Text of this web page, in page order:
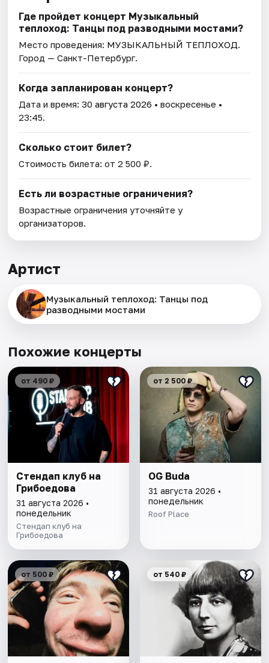
Где пройдет концерт Музыкальный
теплоход: Танцы под разводными мостами?
Место проведения: МУЗЫКАЛЬНЫЙ ТЕПЛОХОД.
Город — Санкт-Петербург.
Когда запланирован концерт?
Дата и время:30 августа 2026 • воскресенье •
23:45.
Сколько стоит билет?
Стоимость билета: от 2 500 ₽.
Есть ли возрастные ограничения?
Возрастные ограничения уточняйте у
организаторов.
Артист
Музыкальный теплоход: Танцы под
разводными мостами
Похожие концерты
от 490 ₽
Стендап клуб на
Грибоедова
31 августа 2026 •
понедельник
Стендап клуб на
Грибоедова
от 2 500 ₽
OG Buda
31 августа 2026 •
понедельник
Roof Place
от 500 ₽ от 540 ₽